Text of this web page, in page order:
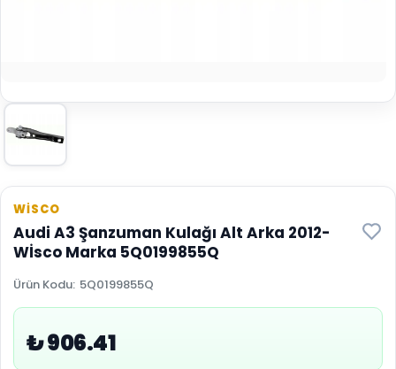
WİSCO
Audi A3 Şanzuman Kulağı Alt Arka 2012-
Wİsco Marka 5Q0199855Q
Ürün Kodu: 5Q0199855Q
₺ 906.41